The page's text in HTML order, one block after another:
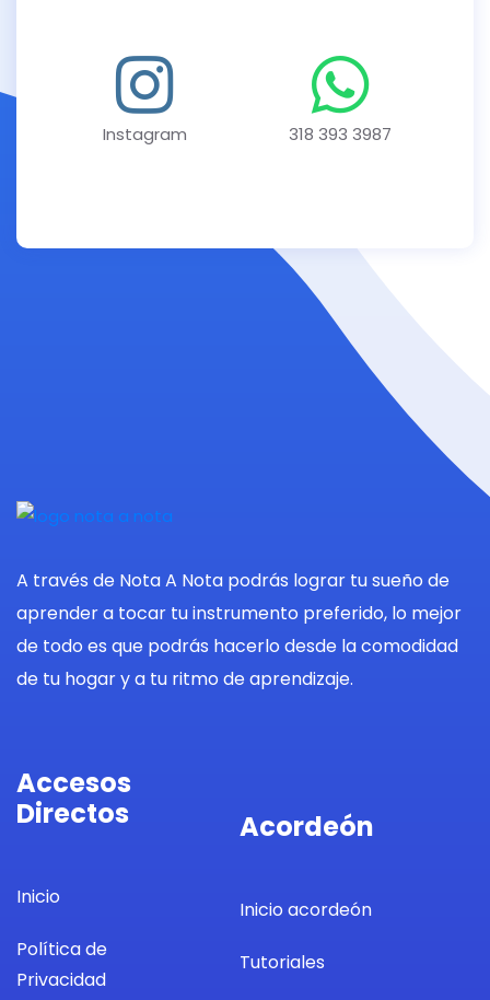
Instagram 318 393 3987
A través de Nota A Nota podrás lograr tu sueño de
aprender a tocar tu instrumento preferido, lo mejor
de todo es que podrás hacerlo desde la comodidad
de tu hogar y a tu ritmo de aprendizaje.
Accesos
Directos
Inicio
Política de
Privacidad
Acordeón
Inicio acordeón
Tutoriales